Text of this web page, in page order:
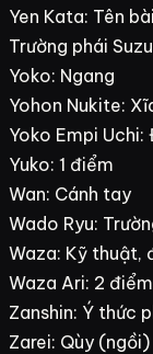
Yen Kata: Tên
Trường phái
Yoko: Ngang
Yohon Nukite:
Yoko Empi
Yuko: 1 điểm
Wan: Cánh tay
Wado Ryu:
Waza: Kỹ thuật,
Waza Ari: 2 điểm
Zanshin: Ý thức
Zarei: Qùy